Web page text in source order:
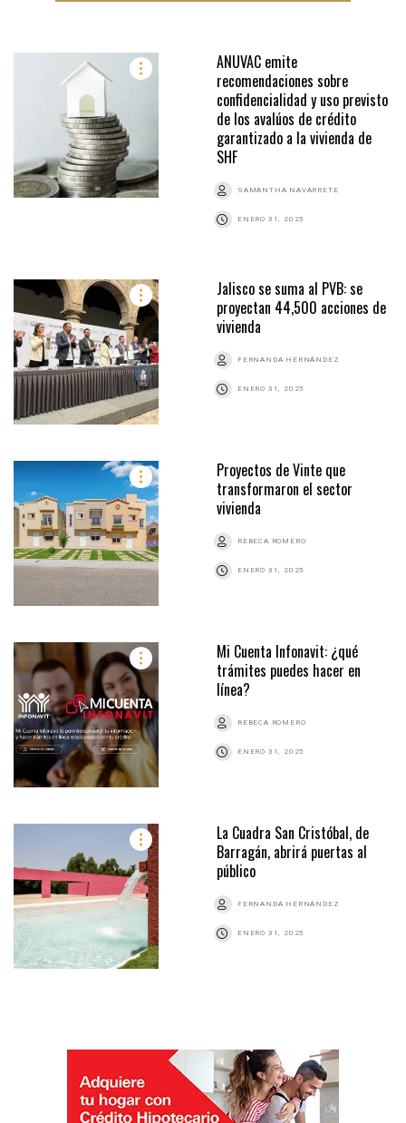
ANUVAC emite
recomendaciones sobre
confidencialidad y uso previsto
de los avalúos de crédito
garantizado a la vivienda de
SHF
SAMANTHA NAVARRETE
ENERO 31, 2025
Jalisco se suma al PVB: se
proyectan 44,500 acciones de
vivienda
FERNANDA HERNÁNDEZ
ENERO 31, 2025
Proyectos de Vinte que
transformaron el sector
vivienda
REBECA ROMERO
ENERO 31, 2025
Mi Cuenta Infonavit: ¿qué
trámites puedes hacer en
línea?
REBECA ROMERO
ENERO 31, 2025
La Cuadra San Cristóbal, de
Barragán, abrirá puertas al
público
FERNANDA HERNÁNDEZ
ENERO 31, 2025